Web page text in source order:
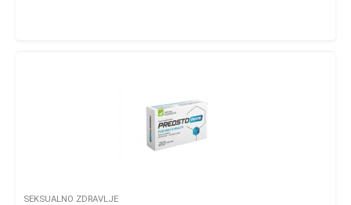
SEKSUALNO ZDRAVLJE